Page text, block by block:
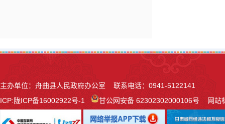
主办单位：舟曲县人民政府办公室 联系电话：0941-5122141
ICP:陇ICP备16002922号-1 甘公网安备 62302302000106号网站